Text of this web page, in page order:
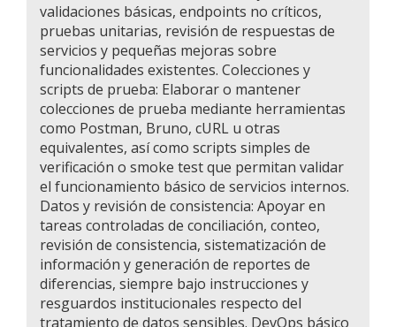
validaciones básicas, endpoints no críticos,
pruebas unitarias, revisión de respuestas de
servicios y pequeñas mejoras sobre
funcionalidades existentes. Colecciones y
scripts de prueba: Elaborar o mantener
colecciones de prueba mediante herramientas
como Postman, Bruno, cURL u otras
equivalentes, así como scripts simples de
verificación o smoke test que permitan validar
el funcionamiento básico de servicios internos.
Datos y revisión de consistencia: Apoyar en
tareas controladas de conciliación, conteo,
revisión de consistencia, sistematización de
información y generación de reportes de
diferencias, siempre bajo instrucciones y
resguardos institucionales respecto del
tratamiento de datos sensibles. DevOps básico